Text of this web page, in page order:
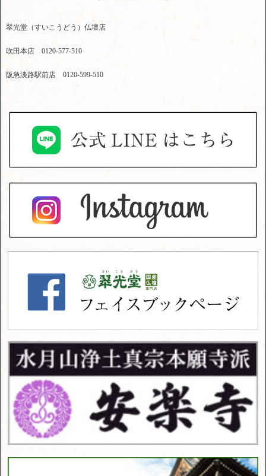
翠光堂（すいこうどう）仏壇店
吹田本店 0120-577-510
阪急淡路駅前店 0120-599-510